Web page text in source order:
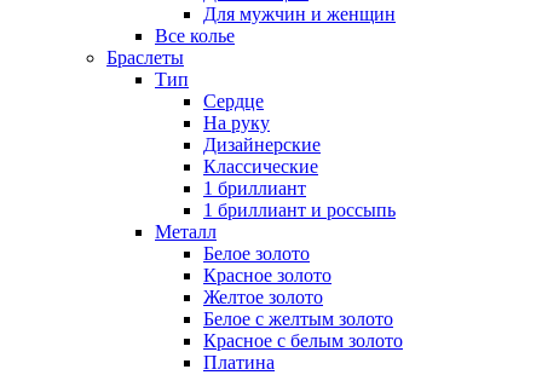
Для мужчин и женщин
Все колье
Браслеты
Тип
Сердце
На руку
Дизайнерские
Классические
1 бриллиант
1 бриллиант и россыпь
Металл
Белое золото
Красное золото
Желтое золото
Белое с желтым золото
Красное с белым золото
Платина